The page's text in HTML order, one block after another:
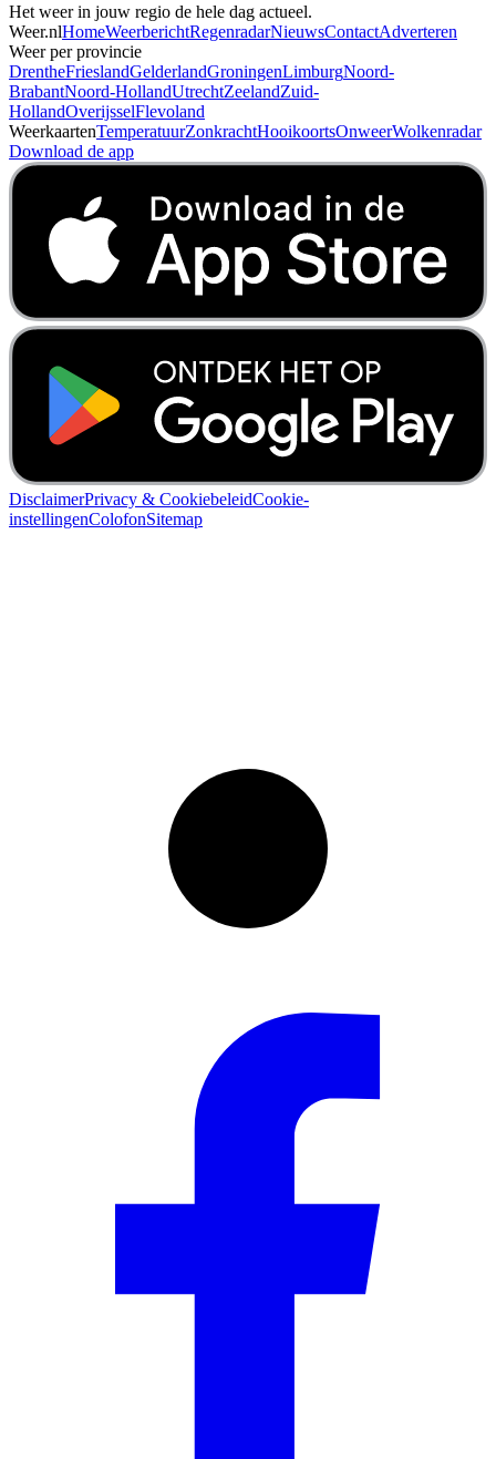
Het weer in jouw regio de hele dag actueel.
Weer.nlHomeWeerberichtRegenradarNieuwsContactAdverteren
Weer per provincie
DrentheFrieslandGelderlandGroningenLimburgNoord-
BrabantNoord-HollandUtrechtZeelandZuid-
HollandOverijsselFlevoland
WeerkaartenTemperatuurZonkrachtHooikoortsOnweerWolkenradar
Download de app
DisclaimerPrivacy & CookiebeleidCookie-
instellingenColofonSitemap